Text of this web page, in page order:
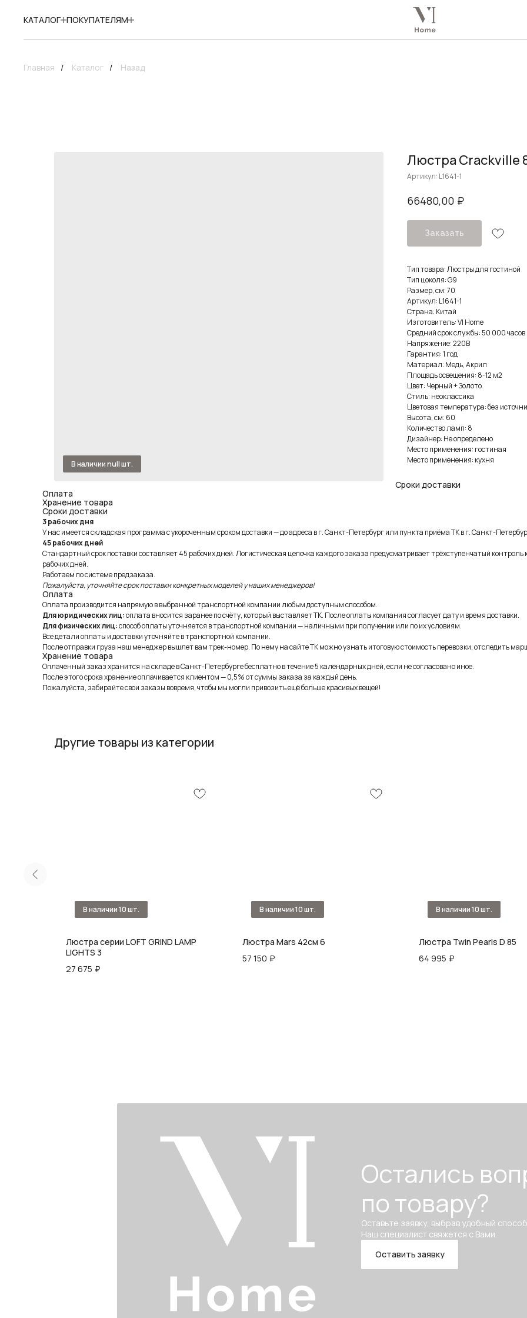
КАТАЛОГ ПОКУПАТЕЛЯМ
Главная / Каталог / Назад
Люстра Crackville
Артикул: L1641-1
66480,00 ₽
Заказать
Тип товара: Люстры для гостиной
Тип цоколя: G9
Размер, см: 70
Артикул: L1641-1
Страна: Китай
Изготовитель: VI Home
Средний срок службы: 50 000 часов
Напряжение: 220В
Гарантия: 1 год
Материал: Медь, Акрил
Площадь освещения: 8-12 м2
Цвет: Черный + Золото
Стиль: неоклассика
Цветовая температура: без
Высота, см: 60
Количество ламп: 8
Дизайнер: Не определено
Место применения: гостиная
Место применения: кухня
Сроки доставки
Оплата
Хранение товара
Сроки доставки
3 рабочих дня
У нас имеется складская программа с укороченным сроком доставки — до адреса в г. Санкт-Петербург или пункта приёма ТК в г. Санкт-
45 рабочих дней
Стандартный срок поставки составляет 45 рабочих дней. Логистическая цепочка каждого заказа предусматривает трёхступенчатый
рабочих дней.
Работаем по системе предзаказа.
Пожалуйста, уточняйте срок поставки конкретных моделей у наших менеджеров!
Оплата
Оплата производится напрямую в выбранной транспортной компании любым доступным способом.
Для юридических лиц:оплата вносится заранее по счёту, который выставляет ТК. После оплаты компания согласует дату и время доставки.
Для физических лиц:способ оплаты уточняется в транспортной компании — наличными при получении или по их условиям.
Все детали оплаты и доставки уточняйте в транспортной компании.
После отправки груза наш менеджер вышлет вам трек-номер. По нему на сайте ТК можно узнать итоговую стоимость перевозки, отследить
Хранение товара
Оплаченный заказ хранится на складе в Санкт-Петербурге бесплатно в течение 5 календарных дней, если не согласовано иное.
После этого срока хранение оплачивается клиентом — 0,5% от суммы заказа за каждый день.
Пожалуйста, забирайте свои заказы вовремя, чтобы мы могли привозить ещё больше красивых вещей!
Другие товары из категории
Люстра серии LOFT GRIND LAMP
LIGHTS 3
27 675 ₽
Люстра Mars 42см 6
57 150 ₽
Люстра Twin Pearls D 85
64 995 ₽
Остались
по товару?
Оставьте заявку, выбрав удобный
Наш специалист свяжется с Вами.
Оставить заявку